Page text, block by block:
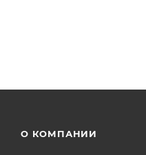
О КОМПАНИИ